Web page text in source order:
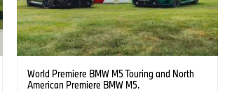
World Premiere BMW M5 Touring and North
American Premiere BMW M5.